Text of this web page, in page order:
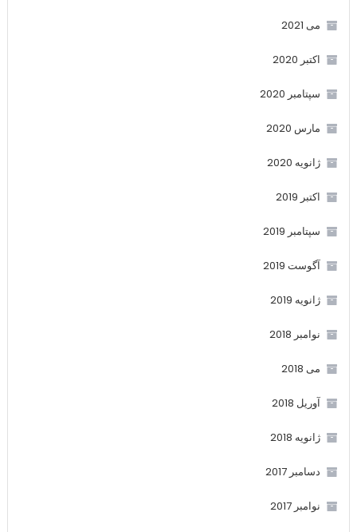
می 2021
اکتبر 2020
سپتامبر 2020
مارس 2020
ژانویه 2020
اکتبر 2019
سپتامبر 2019
آگوست 2019
ژانویه 2019
نوامبر 2018
می 2018
آوریل 2018
ژانویه 2018
دسامبر 2017
نوامبر 2017